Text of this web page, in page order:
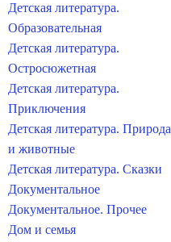
Детская литература.
Образовательная
Детская литература.
Остросюжетная
Детская литература.
Приключения
Детская литература. Природа
и животные
Детская литература. Сказки
Документальное
Документальное. Прочее
Дом и семья